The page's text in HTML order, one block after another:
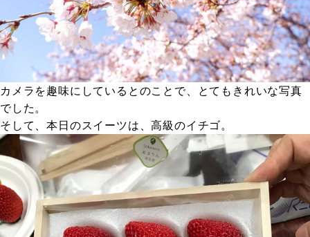
カメラを趣味にしているとのことで、とてもきれいな写真
でした。
そして、本日のスイーツは、高級のイチゴ。